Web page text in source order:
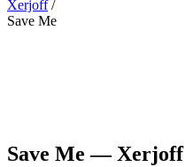
Xerjoff /
Save Me
Save Me — Xerjoff